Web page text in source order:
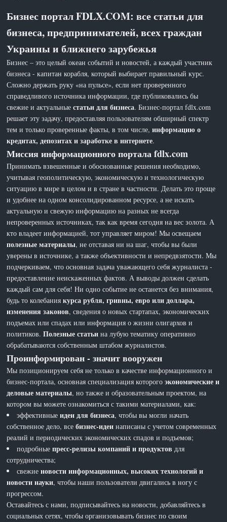
Бизнес портал FDLX.COM: все статьи для
бизнеса, предпринимателей, всех граждан
Украины и ближнего зарубежья
Бизнес – это целый океан событий и новостей, а каждый участник
бизнеса - капитан корабля, который выбирает правильный курс.
Сложно держать руку «на пульсе», если нет проверенного
справедливого источника информации, где публиковались бы
свежие и актуальныестатьи для бизнеса. Бизнес-портал fdlx.com
решает эту задачу, предоставляя пользователям обширный спектр
тем и только проверенные факты, в том числе,информацию о
кредитах, депозитах и заработке в интернете.
Миссия информационного портала fdlx.com
Принимать взвешенные и обоснованные решения необходимо,
учитывая геополитическую, экономическую и технологическую
ситуацию в мире в целом и в стране в частности. Делать это проще
и удобнее на одном консолидированном ресурсе, а не искать
актуальную и свежую информацию на разных не всегда
непроверенных источниках, так как время сегодня на вес золота. А
кто владеет информацией, тот управляет миром! Мы освещаем
полезные материалы, не отставая ни на шаг, чтобы вы были
уверены в источнике, а также объективности и непредвзятости. Мы
подчеркиваем, что основная задача уважающего себя журналиста -
предоставление неискаженных фактов. А выводы должен сделать
каждый сам для себя! Ни одно событие не останется без внимания,
будь то колебаниякурса рубля, гривны, евро или доллара,
изменения законов, сведения о новых стартапах, экономических
подъемах или спадах или информация о жизни олигархов и
политиков.Полезные статьи на лубую тематику оперативно
обрабатываются собственным штабом журналистов.
Проинформирован - значит вооружен
Мы позиционируем себя не только в качестве информационного и
бизнес-портала, основная специализация которогоэкономические и
деловые материалы, но также и образовательным проектом, на
котором вы можете ознакомиться с такими материалами, как:
эффективныеидеи для бизнеса, чтобы вы могли начать
собственное дело, всебизнес-идеи написаны с учетом современных
реалий и периодических экономических спадов и подъемов;
подробныепресс-релизы компаний и продуктов для
сотрудничества;
свежиеновости информационных, высоких технологий и
новости науки, чтобы наши пользователи двигались в ногу с
прогрессом.
Оставайтесь с нами, подписывайтесь на новости, добавляйтесь в
социальных сетях, чтобы организовывать бизнес по своим